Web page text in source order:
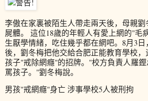
李傲在家裏被陌生人帶走兩天後，母親
屍體。 這位18歲的年輕人有愛上網的"毛
生厭學情緒，吃住幾乎都在網吧。8月3
後，劉冬梅把他交給合肥正能教育學校
孩子"戒除網癮"的招牌。"校方負責人羅
罵孩子。"劉冬梅說。
男孩"戒網癮"身亡 涉事學校5人被刑拘